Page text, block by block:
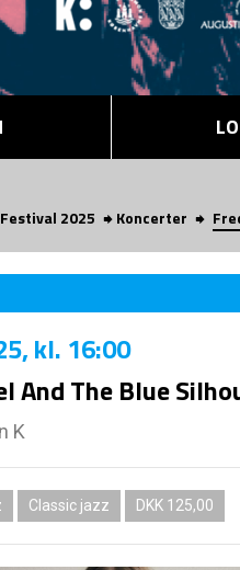
2025 Koncerter
, kl. 16:00
And The Blue
K
Classic jazz DKK 125,00